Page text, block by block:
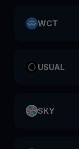
WCT
USUAL
SKY